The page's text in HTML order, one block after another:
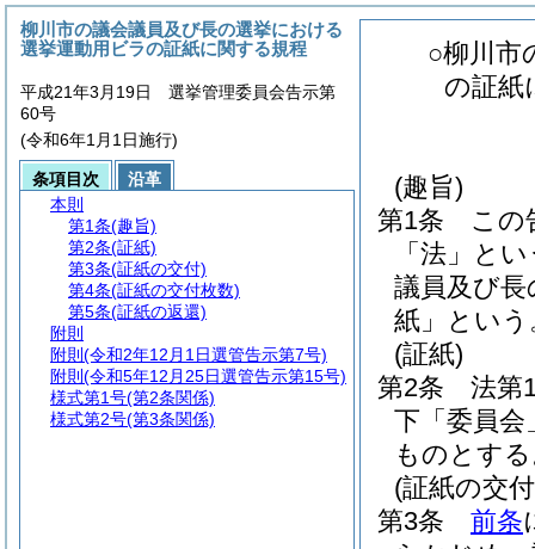
○柳川市
の証紙
(趣旨)
第1条
この
「法」と
議員及び
紙」という
(証紙)
第2条
法第
下「委員
ものとす
(証紙の交
第3条
前条
柳川市の議会議員及び長の選挙における
選挙運動用ビラの証紙に関する規程
平成21年3月19日 選挙管理委員会告示第
60号
(令和6年1月1日施行)
条項目次
沿革
本則
第1条(趣旨)
第2条(証紙)
第3条(証紙の交付)
第4条(証紙の交付枚数)
第5条(証紙の返還)
附則
附則 (令和2年12月1日選管告示第7号)
附則 (令和5年12月25日選管告示第15号)
様式第1号(第2条関係)
様式第2号(第3条関係)